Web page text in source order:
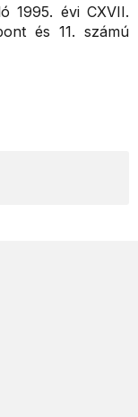
1995. évi CXVII.
és 11. számú